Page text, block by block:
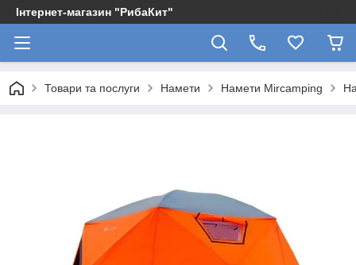
Інтернет-магазин "РибаКит"
Товари та послуги Намети Намети Mircamping